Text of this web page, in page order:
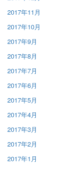
2017年11月
2017年10月
2017年9月
2017年8月
2017年7月
2017年6月
2017年5月
2017年4月
2017年3月
2017年2月
2017年1月